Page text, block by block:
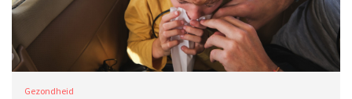
Gezondheid